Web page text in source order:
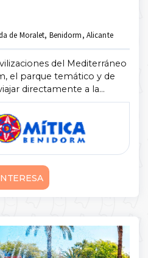
de Moralet, Benidorm, Alicante
del Mediterráneo
el parque temático y de
directamente a la
Roma, Iberia y las
...